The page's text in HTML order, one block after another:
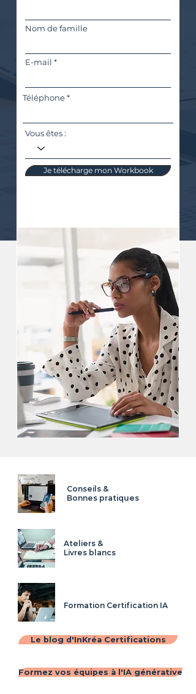
Nom de famille
E-mail
Téléphone
Vous êtes :
Je télécharge mon Workbook
Conseils &
Bonnes pratiques
Ateliers &
Livres blancs
Formation Certification IA
Le blog d'InKréa Certifications
Formez vos équipes à l'IA générative